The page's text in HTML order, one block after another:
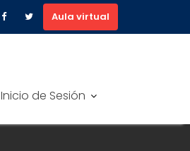
Aula virtual
Inicio de Sesión